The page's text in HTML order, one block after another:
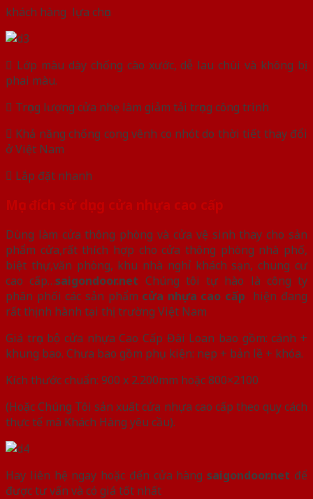
khách hàng lựa chọn
 Lớp màu dày chống cào xước, dễ lau chùi và không bị
phai màu.
 Trọng lượng cửa nhẹ làm giảm tải trọng công trình
 Khả năng chống cong vênh co nhót do thời tiết thay đổi
ở Việt Nam
 Lắp đặt nhanh
Mục đích sử dụng cửa nhựa cao cấp
Dùng làm cửa thông phòng và cửa vệ sinh thay cho sản
phẩm cửa,rất thích hợp cho cửa thông phòng nhà phố,
biệt thự,văn phòng, khu nhà nghỉ khách sạn, chung cư
cao cấp…saigondoor.net Chúng tôi tự hào là công ty
phân phối các sản phẩm cửa nhựa cao cấp hiện đang
rất thịnh hành tại thị trường Việt Nam
Giá trọn bộ cửa nhựa Cao Cấp Đài Loan bao gồm: cánh +
khung bao. Chưa bao gồm phụ kiện: nẹp + bản lề + khóa.
Kích thước chuẩn: 900 x 2.200mm hoặc 800×2100
(Hoặc Chúng Tôi sản xuất cửa nhựa cao cấp theo quy cách
thực tế mà Khách Hàng yêu cầu).
Hay liên hệ ngay hoặc đến cửa hàngsaigondoor.net để
được tư vấn và có giá tốt nhất